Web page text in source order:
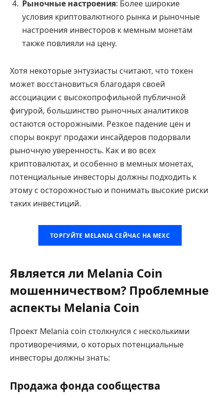
Рыночные настроения: Более широкие
условия криптовалютного рынка и рыночные
настроения инвесторов к мемным монетам
также повлияли на цену.
Хотя некоторые энтузиасты считают, что токен
может восстановиться благодаря своей
ассоциации с высокопрофильной публичной
фигурой, большинство рыночных аналитиков
остаются осторожными. Резкое падение цен и
споры вокруг продажи инсайдеров подорвали
рыночную уверенность. Как и во всех
криптовалютах, и особенно в мемных монетах,
потенциальные инвесторы должны подходить к
этому с осторожностью и понимать высокие риски
таких инвестиций.
ТОРГУЙТЕ MELANIA СЕЙЧАС НА MEXC
Является ли Melania Coin
мошенничеством? Проблемные
аспекты Melania Coin
Проект Melania coin столкнулся с несколькими
противоречиями, о которых потенциальные
инвесторы должны знать:
Продажа фонда сообщества